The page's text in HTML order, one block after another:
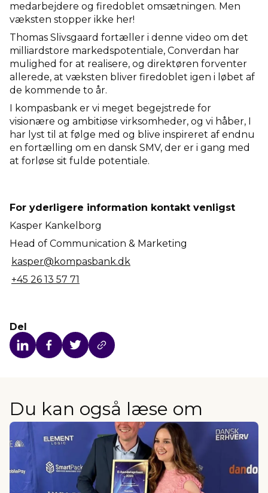
medarbejdere og firedoblet omsætningen. Men
væksten stopper ikke her!
Thomas Slivsgaard fortæller i denne video om det
milliardstore markedspotentiale, Converdan har
mulighed for at realisere, og direktøren forventer
allerede, at væksten bliver firedoblet igen i løbet af
de kommende to år.
I kompasbank er vi meget begejstrede for
visionære og ambitiøse virksomheder, og vi håber, I
har lyst til at følge med og blive inspireret af endnu
en fortælling om en dansk SMV, der er i gang med
at forløse sit fulde potentiale.
For yderligere information kontakt venligst
Kasper Kankelborg
Head of Communication & Marketing
kasper@kompasbank.dk
+45 26 13 57 71
Del
Du kan også læse om